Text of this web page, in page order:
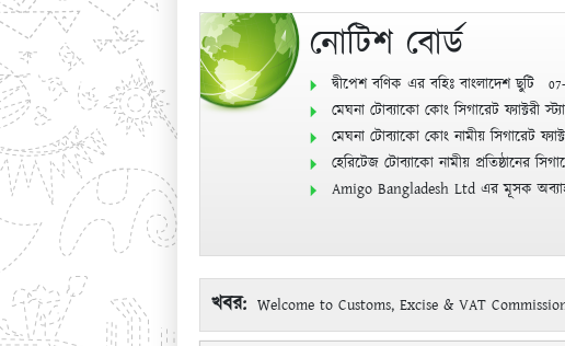
নোটিশ বোর্ড
দ্বীপেশ বণিক এর বহিঃ বাংলাদেশ ছুটি
মেঘনা টোব্যাকো কোং সিগারেট ফ্যাক্টরী
মেঘনা টোব্যাকো কোং নামীয় সিগারেট
হেরিটেজ টোব্যাকো নামীয় প্রতিষ্ঠানের
Amigo Bangladesh Ltd এর মূসক
খবর: Welcome to Customs, Excise & VAT